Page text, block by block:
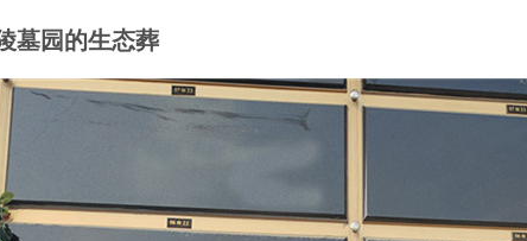
墓园的生态葬